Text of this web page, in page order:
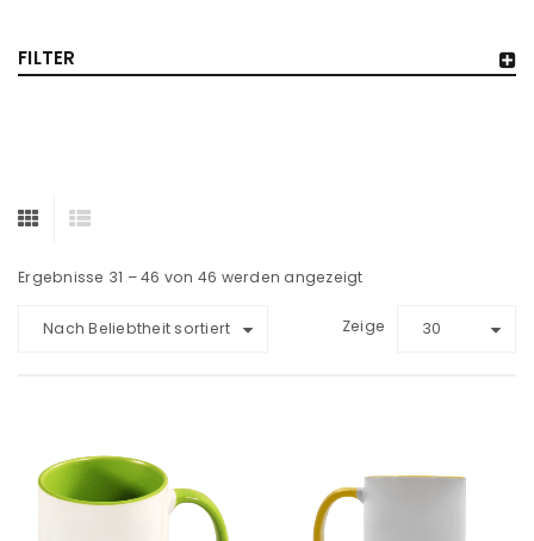
FILTER
Ergebnisse 31 – 46 von 46 werden angezeigt
Nach Beliebtheit sortiert Zeige 30